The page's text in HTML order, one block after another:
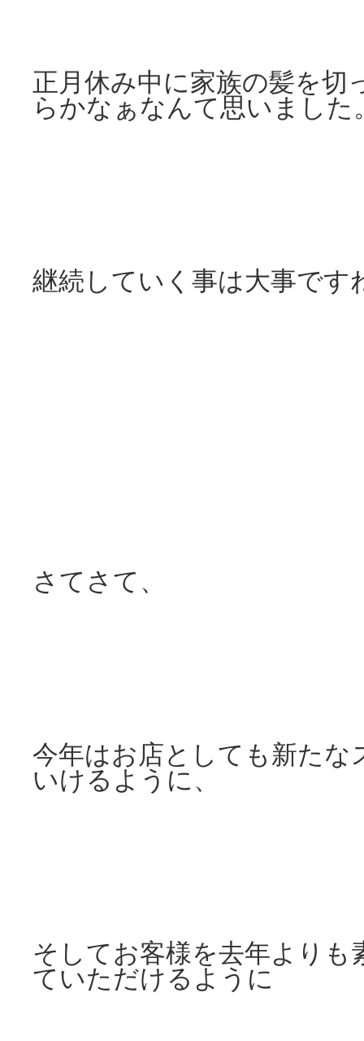
正月休み中に家族の髪を切
らかなぁなんて思いました
継続していく事は大事です
さてさて、
今年はお店としても新たな
いけるように、
そしてお客様を去年よりも
ていただけるように